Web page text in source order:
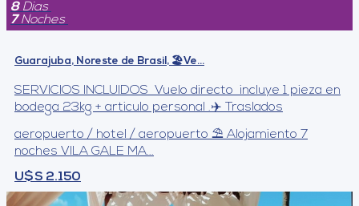
8Dias
7Noches
Guarajuba, Noreste de Brasil, 🏖️Ve...
SERVICIOS INCLUIDOS Vuelo directo incluye 1 pieza en
bodega 23kg + articulo personal .✈️ Traslados
aeropuerto / hotel / aeropuerto ⛱️ Alojamiento 7
noches VILA GALE MA...
U$S 2.150